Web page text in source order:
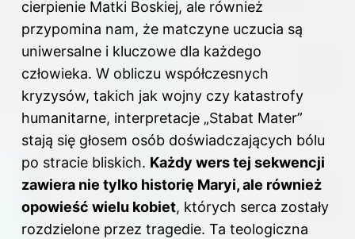
cierpienie Matki Boskiej, ale również
przypomina nam, że matczyne uczucia są
uniwersalne i kluczowe dla każdego
człowieka. W obliczu współczesnych
kryzysów, takich jak wojny czy katastrofy
humanitarne, interpretacje „Stabat Mater”
stają się głosem osób doświadczających bólu
po stracie bliskich. Każdy wers tej sekwencji
zawiera nie tylko historię Maryi, ale również
opowieść wielu kobiet, których serca zostały
rozdzielone przez tragedie. Ta teologiczna